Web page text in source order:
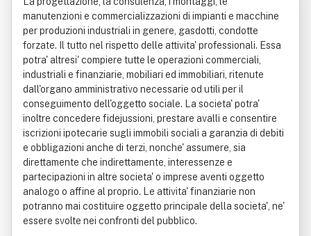
manutenzioni e commercializzazioni di impianti e macchine
per produzioni industriali in genere, gasdotti, condotte
forzate. Il tutto nel rispetto delle attivita' professionali. Essa
potra' altresi' compiere tutte le operazioni commerciali,
industriali e finanziarie, mobiliari ed immobiliari, ritenute
dall'organo amministrativo necessarie od utili per il
conseguimento dell'oggetto sociale. La societa' potra'
inoltre concedere fidejussioni, prestare avalli e consentire
iscrizioni ipotecarie sugli immobili sociali a garanzia di debiti
e obbligazioni anche di terzi, nonche' assumere, sia
direttamente che indirettamente, interessenze e
partecipazioni in altre societa' o imprese aventi oggetto
analogo o affine al proprio. Le attivita' finanziarie non
potranno mai costituire oggetto principale della societa', ne'
essere svolte nei confronti del pubblico.